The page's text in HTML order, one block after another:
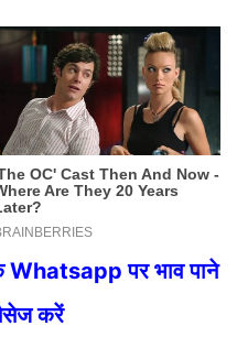
Whatsapp पर भाव पाने
करें